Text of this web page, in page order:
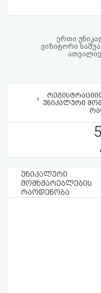
ერთი
ვიზიტორი
უნიკალური
‹
უნიკალური
მომხმარებლების
რაოდენობა